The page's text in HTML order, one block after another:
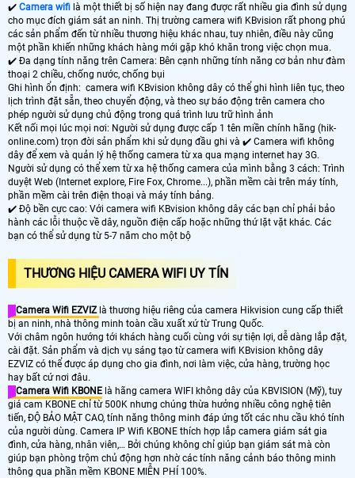
✔️ Camera wifi là một thiết bị số hiện nay đang được rất nhiều gia đình sử dụng
cho mục đích giám sát an ninh. Thị trường camera wifi KBvision rất phong phú
các sản phẩm đến từ nhiều thương hiệu khác nhau, tuy nhiên, điều này cũng
một phần khiến những khách hàng mới gặp khó khăn trong việc chọn mua.
✔️ Đa dạng tính năng trên Camera: Bên cạnh những tính năng cơ bản như đàm
thoại 2 chiều, chống nước, chống bụi
Ghi hình ổn định: camera wifi KBvision không dây có thể ghi hình liên tục, theo
lịch trình đặt sẵn, theo chuyển động, và theo sự báo động trên camera cho
phép người sử dụng chủ động trong quá trình lưu trữ hình ảnh
Kết nối mọi lúc mọi nơi: Người sử dụng được cấp 1 tên miền chính hãng (hik-
online.com) trọn đời sản phẩm khi sử dụng đầu ghi và ✔️ Camera wifi không
dây để xem và quản lý hệ thống camera từ xa qua mạng internet hay 3G.
Người sử dụng có thể xem từ xa hệ thống camera của mình bằng 3 cách: Trình
duyệt Web (Internet explore, Fire Fox, Chrome...), phần mềm cài trên máy tính,
phần mềm cài trên điện thoại và máy tính bảng.
✔️ Độ bền cực cao: Với camera wifi KBvision không dây các bạn chỉ phải bảo
hành các lỗi thuộc về dây, nguồn điện cấp hoặc những thứ lặt vặt khác. Các
bạn có thể sử dụng từ 5-7 năm cho một bộ
THƯƠNG HIỆU CAMERA WIFI UY TÍN
Camera Wifi EZVIZ là thương hiệu riêng của camera Hikvision cung cấp thiết
bị an ninh, nhà thông minh toàn cầu xuất xứ từ Trung Quốc.
Với châm ngôn hướng tới khách hàng cuối cùng với sự tiện lợi, dễ dàng lắp đặt,
cài đặt. Sản phẩm và dịch vụ sáng tạo từ camera wifi KBvision không dây
EZVIZ có thể được áp dụng cho gia đình, nơi làm việc, cửa hàng, trường học
hay bất cứ nơi đâu.
Camera Wifi KBONE là hãng camera WIFI không dây của KBVISION (Mỹ), tuy
giá cam KBONE chỉ từ 500K nhưng chúng thừa hưởng nhiều công nghệ tiên
tiến, ĐỘ BẢO MẬT CAO, tính năng thông minh đáp ứng tốt các nhu cầu khó tính
của người dùng. Camera IP Wifi KBONE thích hợp lắp camera giám sát gia
đình, cửa hàng, nhân viên,… Bởi chúng không chỉ giúp bạn giám sát mà còn
giúp bạn phòng trộm chủ động hơn nhờ các tính năng cảnh báo thông minh
thông qua phần mềm KBONE MIỄN PHÍ 100%.